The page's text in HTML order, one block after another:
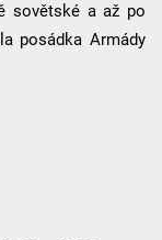
sovětské a až po
posádka Armády